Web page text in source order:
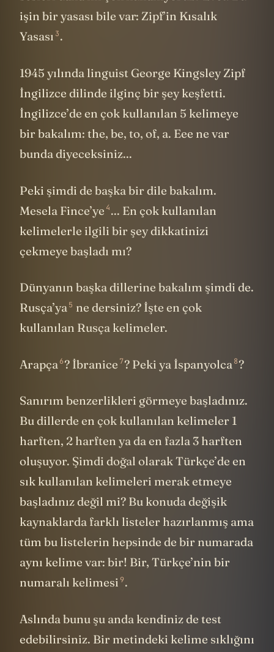
işin bir yasası bile var: Zipf’in Kısalık
Yasası 3.
1945 yılında linguist George Kingsley Zipf
İngilizce dilinde ilginç bir şey keşfetti.
İngilizce’de en çok kullanılan 5 kelimeye
bir bakalım: the, be, to, of, a. Eee ne var
bunda diyeceksiniz...
Peki şimdi de başka bir dile bakalım.
Mesela Fince’ye 4... En çok kullanılan
kelimelerle ilgili bir şey dikkatinizi
çekmeye başladı mı?
Dünyanın başka dillerine bakalım şimdi de.
Rusça’ya5 ne dersiniz? İşte en çok
kullanılan Rusça kelimeler.
Arapça 6? İbranice 7? Peki ya İspanyolca 8?
Sanırım benzerlikleri görmeye başladınız.
Bu dillerde en çok kullanılan kelimeler 1
harften, 2 harften ya da en fazla 3 harften
oluşuyor. Şimdi doğal olarak Türkçe’de en
sık kullanılan kelimeleri merak etmeye
başladınız değil mi? Bu konuda değişik
kaynaklarda farklı listeler hazırlanmış ama
tüm bu listelerin hepsinde de bir numarada
aynı kelime var: bir! Bir, Türkçe’nin bir
numaralı kelimesi 9.
Aslında bunu şu anda kendiniz de test
edebilirsiniz. Bir metindeki kelime sıklığını